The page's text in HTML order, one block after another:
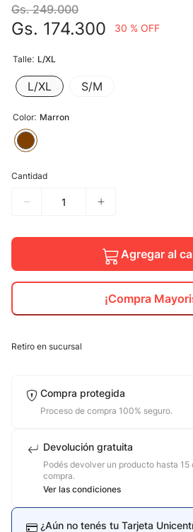
Gs. 249.000
Gs. 174.300 30 % OFF
Color: Marron
Talle: L/XL
L/XL S/M
Cantidad
Agregar al
¡Compra
Retiro en sucursal
Compra protegida
Proceso de compra 100% seguro.
Devolución gratuita
Podés devolver un producto hasta 15
compra.
Ver las condiciones
¿Aún no tenés tu Tarjeta
7. nike
8.
9 . jdy
10. adidas mujer